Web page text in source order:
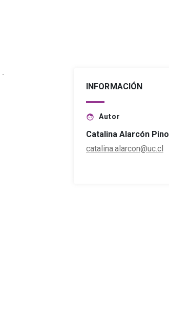
INFORMACIÓN
face Autor
Catalina Alarcón Pino
catalina.alarcon@uc.cl